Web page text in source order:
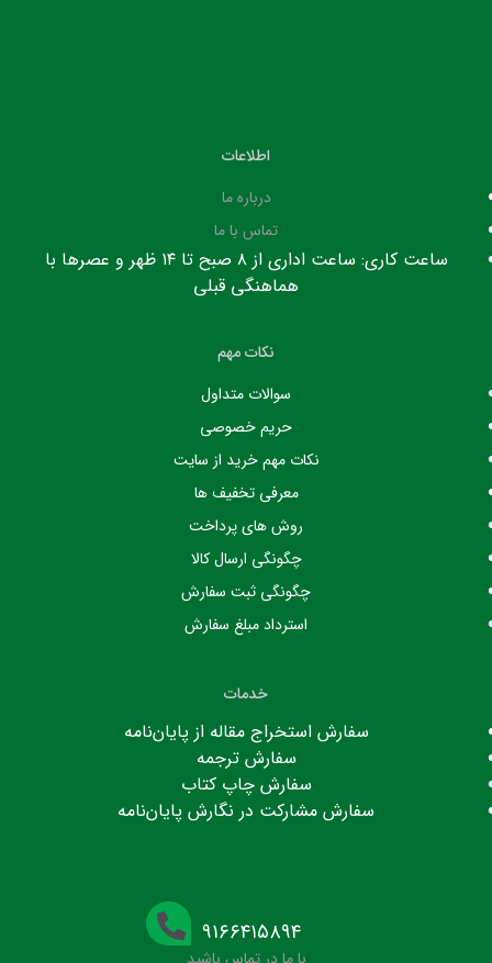
اطلاعات
درباره ما
تماس با ما
ساعت کاری: ساعت اداری از ۸ صبح تا ۱۴ ظهر و عصرها با
هماهنگی قبلی
نکات مهم
سوالات متداول
حریم خصوصی
نکات مهم خرید از سایت
معرفی تخفیف ها
روش های پرداخت
چگونگی ارسال کالا
چگونگی ثبت سفارش
استرداد مبلغ سفارش
خدمات
سفارش استخراج مقاله از پایان‌نامه
سفارش ترجمه
سفارش چاپ کتاب
سفارش مشارکت در نگارش پایان‌نامه
۹۱۶۶۴۱۵۸۹۴